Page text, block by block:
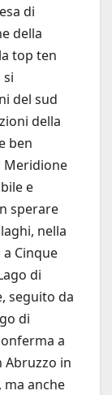
di
della
top ten
si
del sud
della
ben
Meridione
e
sperare
nella
Cinque
di
seguito da
di
a
Abruzzo in
ma anche